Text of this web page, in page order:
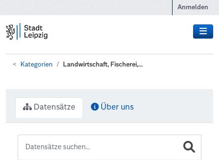
Anmelden
Kategorien Landwirtschaft, Fischerei,...
Datensätze Über uns